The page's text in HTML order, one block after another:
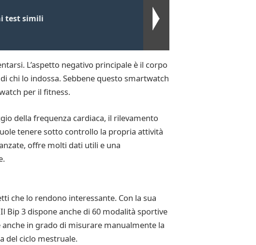
test simili
L’aspetto negativo principale è il corpo
chi lo indossa. Sebbene questo smartwatch
per il fitness.
della frequenza cardiaca, il rilevamento
tenere sotto controllo la propria attività
offre molti dati utili e una
che lo rendono interessante. Con la sua
Bip 3 dispone anche di 60 modalità sportive
anche in grado di misurare manualmente la
del ciclo mestruale.